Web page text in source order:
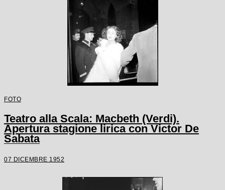
FOTO
Teatro alla Scala: Macbeth (Verdi).
Apertura stagione lirica con Victor De
Sabata
07 DICEMBRE 1952